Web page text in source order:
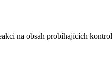
na obsah probíhajících